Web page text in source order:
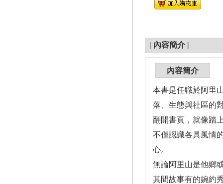
| 內容簡介 |
內容簡介
本書是任職於阿里
落、生態與社區的
翻開書頁，就像踏
不僅認識各具風情
心。
無論阿里山是他鄉
其間故事有的婉約